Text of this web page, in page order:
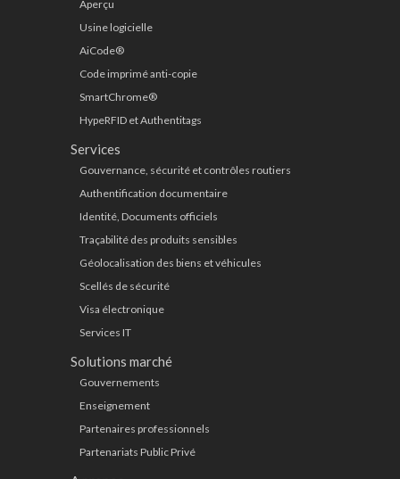
Aperçu
Usine logicielle
AiCode®
Code imprimé anti-copie
SmartChrome®
HypeRFID et Authentitags
Services
Gouvernance, sécurité et contrôles routiers
Authentification documentaire
Identité, Documents officiels
Traçabilité des produits sensibles
Géolocalisation des biens et véhicules
Scellés de sécurité
Visa électronique
Services IT
Solutions marché
Gouvernements
Enseignement
Partenaires professionnels
Partenariats Public Privé